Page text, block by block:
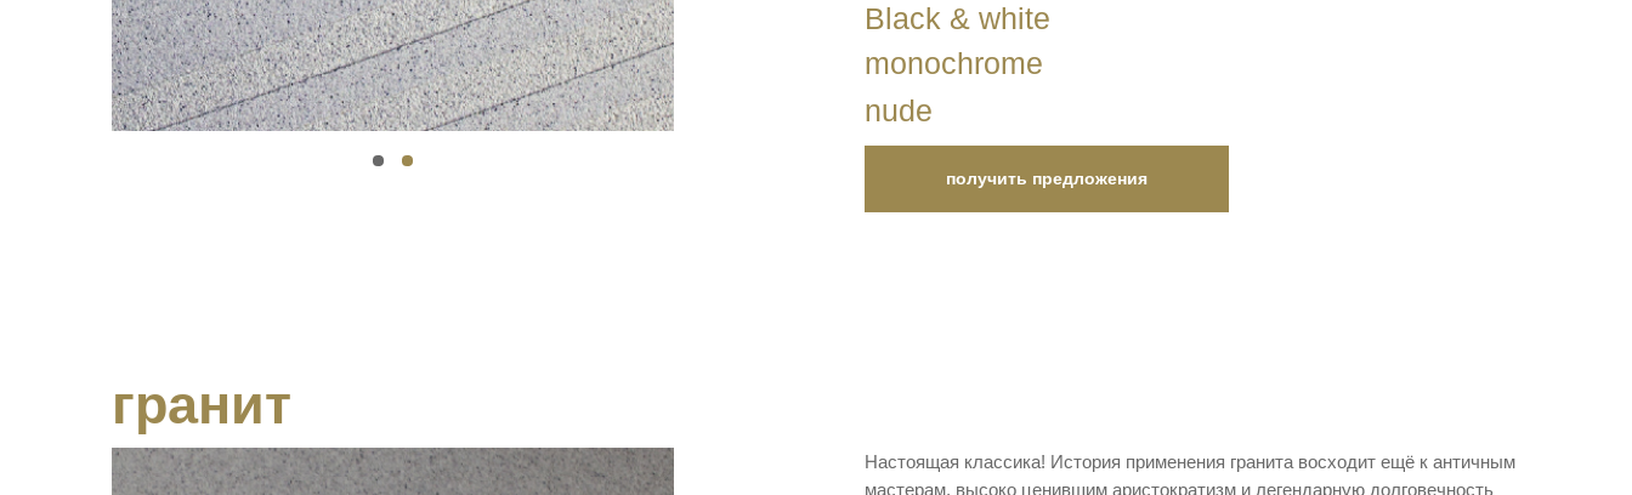
получить предложения
Black & white
monochrome
nude
гранит
Настоящая классика! История применения гранита восходит ещё к античным
мастерам, высоко ценившим аристократизм и легендарную долговечность